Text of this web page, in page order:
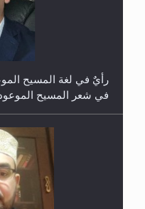
حفل توزيع الشهادات في
في شعر المسيح